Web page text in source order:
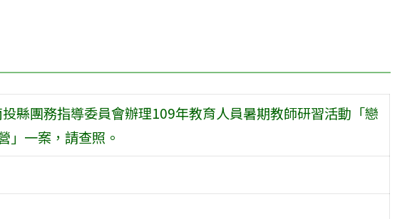
縣團務指導委員會辦理109年教育人員暑期教師研習活動「戀
」一案，請查照。